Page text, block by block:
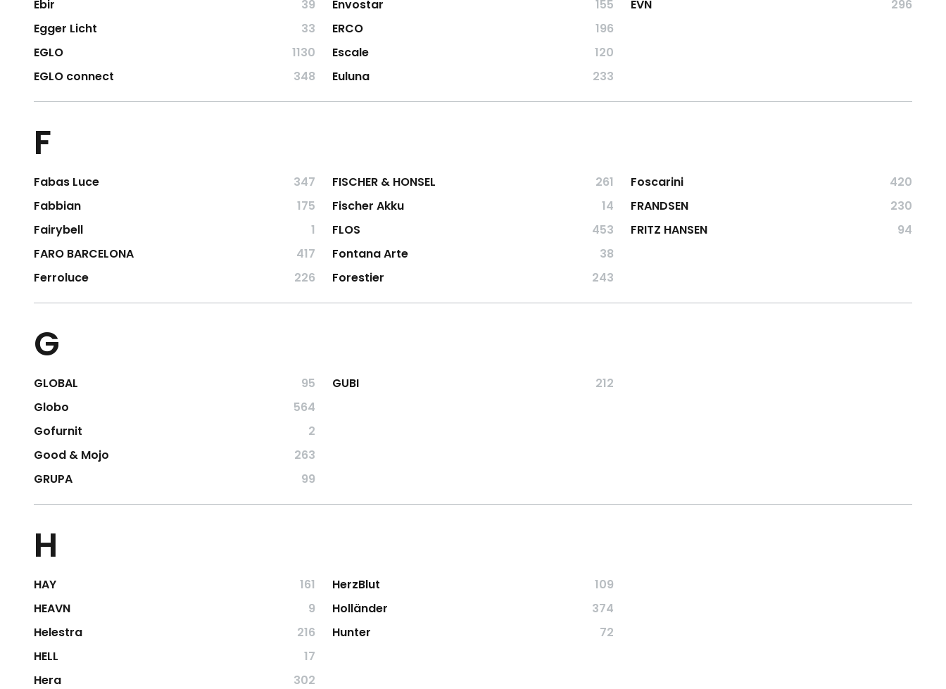
Ebir
39
Egger Licht
33
EGLO
1130
EGLO connect
348
Envostar
155
ERCO
196
Escale
120
Euluna
233
EVN
296
F
Fabas Luce
347
Fabbian
175
Fairybell
1
FARO BARCELONA
417
Ferroluce
226
FISCHER & HONSEL
261
Fischer Akku
14
FLOS
453
Fontana Arte
38
Forestier
243
Foscarini
420
FRANDSEN
230
FRITZ HANSEN
94
G
GLOBAL
95
Globo
564
Gofurnit
2
Good & Mojo
263
GRUPA
99
GUBI 212
H
HAY
161
HEAVN
9
Helestra
216
HELL
17
Hera
302
HerzBlut
109
Holländer
374
Hunter
72